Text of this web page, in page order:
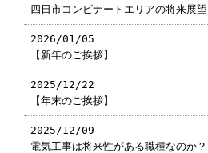
四日市コンビナートエリアの将来展望
2026/01/05
【新年のご挨拶】
2025/12/22
【年末のご挨拶】
2025/12/09
電気工事は将来性がある職種なのか？